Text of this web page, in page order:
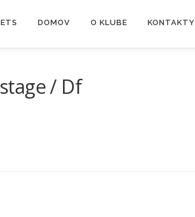
DOMOV O KLUBE KONTAKTY
/ Df